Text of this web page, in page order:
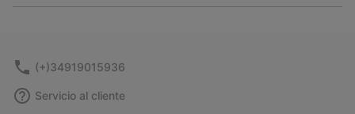
or
(+)34919015936
Servicio al cliente